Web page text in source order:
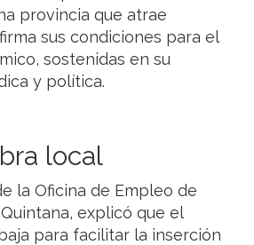
provincia que atrae
sus condiciones para el
sostenidas en su
y política.
local
la Oficina de Empleo de
explicó que el
para facilitar la inserción